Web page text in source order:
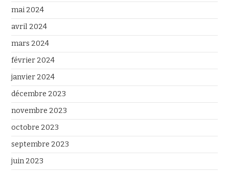
mai 2024
avril 2024
mars 2024
février 2024
janvier 2024
décembre 2023
novembre 2023
octobre 2023
septembre 2023
juin 2023